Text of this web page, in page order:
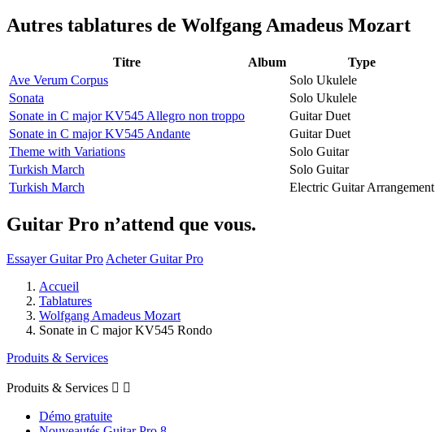
Autres tablatures de Wolfgang Amadeus Mozart
Titre Album
Type
Ave Verum Corpus
Solo Ukulele
Sonata
Solo Ukulele
Sonate in C major KV545 Allegro non troppo
Guitar Duet
Sonate in C major KV545 Andante
Guitar Duet
Theme with Variations
Solo Guitar
Turkish March
Solo Guitar
Turkish March
Electric Guitar Arrangement
Guitar Pro n’attend que vous.
Essayer Guitar Pro Acheter Guitar Pro
Accueil
Tablatures
Wolfgang Amadeus Mozart
Sonate in C major KV545 Rondo
Produits & Services
Produits & Services  
Démo gratuite